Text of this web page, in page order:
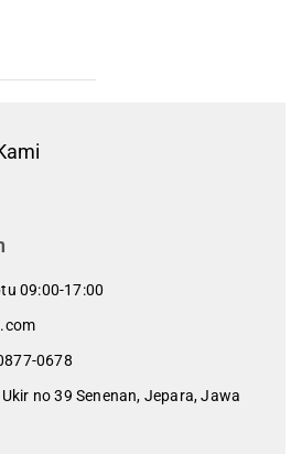
09:00-17:00
0678
no 39 Senenan, Jepara, Jawa